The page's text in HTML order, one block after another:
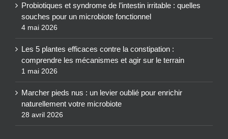
Probiotiques et syndrome de l’intestin irritable : quelles
souches pour un microbiote fonctionnel
4 mai 2026
Les 5 plantes efficaces contre la constipation :
comprendre les mécanismes et agir sur le terrain
1 mai 2026
Marcher pieds nus : un levier oublié pour enrichir
naturellement votre microbiote
28 avril 2026